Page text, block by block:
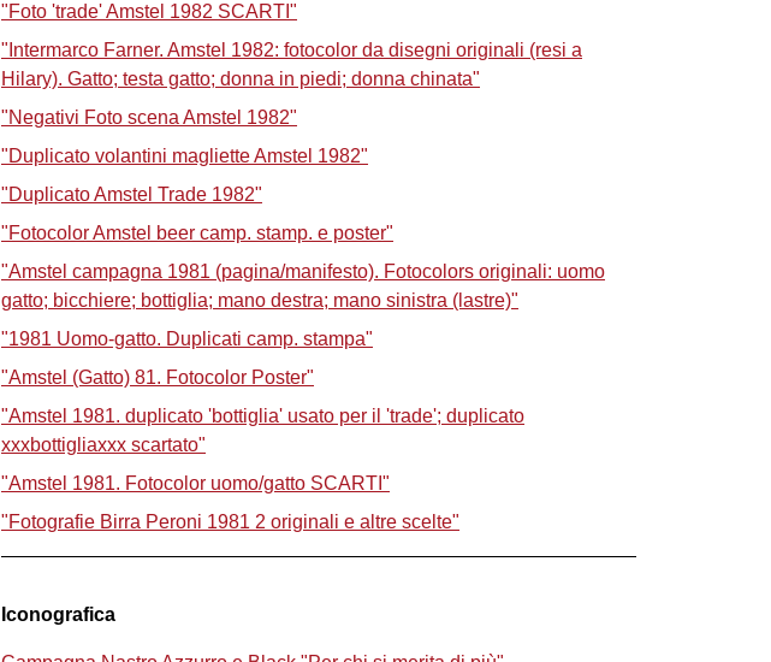
"Foto 'trade' Amstel 1982 SCARTI"
"Intermarco Farner. Amstel 1982: fotocolor da disegni originali (resi a
Hilary). Gatto; testa gatto; donna in piedi; donna chinata"
"Negativi Foto scena Amstel 1982"
"Duplicato volantini magliette Amstel 1982"
"Duplicato Amstel Trade 1982"
"Fotocolor Amstel beer camp. stamp. e poster"
"Amstel campagna 1981 (pagina/manifesto). Fotocolors originali: uomo
gatto; bicchiere; bottiglia; mano destra; mano sinistra (lastre)"
"1981 Uomo-gatto. Duplicati camp. stampa"
"Amstel (Gatto) 81. Fotocolor Poster"
"Amstel 1981. duplicato 'bottiglia' usato per il 'trade'; duplicato
xxxbottigliaxxx scartato"
"Amstel 1981. Fotocolor uomo/gatto SCARTI"
"Fotografie Birra Peroni 1981 2 originali e altre scelte"
Iconografica